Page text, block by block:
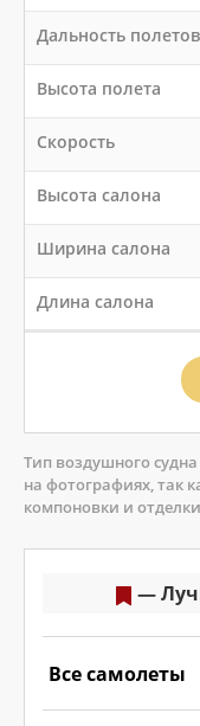
Все самолеты
Дальность полетов
Высота полета
Скорость
Высота салона
Ширина салона
Длина салона
Тип воздушного
на фотографиях, так
компоновки и